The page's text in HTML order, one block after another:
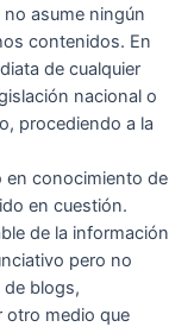
asume ningún
contenidos. En
de cualquier
nacional o
procediendo a la
en conocimiento de
en cuestión.
de la información
pero no
blogs,
otro medio que